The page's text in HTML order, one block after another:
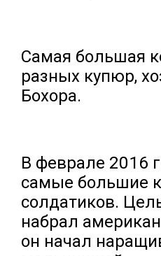
Самая большая
разных купюр,
Бохора.
В феврале 2016
самые большие
солдатиков.
набрал
он начал